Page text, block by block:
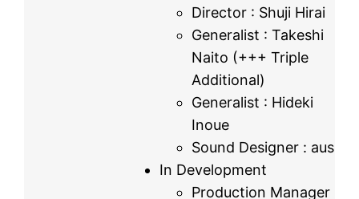
Director : Shuji Hirai
Generalist : Takeshi
Naito (+++ Triple
Additional)
Generalist : Hideki
Inoue
Sound Designer : aus
In Development
Production Manager